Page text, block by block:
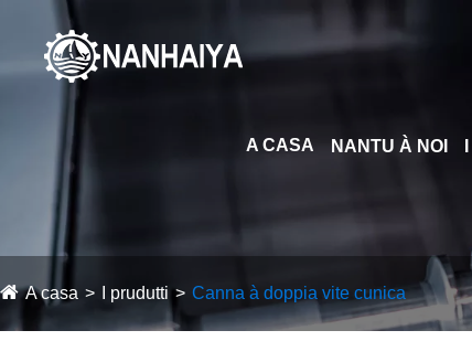
A CASA NANTU À NOI
A casa I prudutti Canna à doppia vite cunica